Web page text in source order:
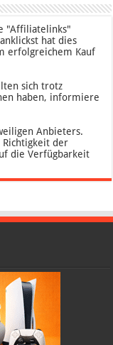
"Affiliatelinks"
hat dies
erfolgreichem Kauf
sich trotz
haben, informiere
Anbieters.
Richtigkeit der
die Verfügbarkeit